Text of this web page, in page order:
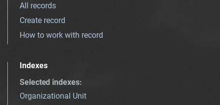
All records
Create record
How to work with record
Indexes
Selected indexes:
Organizational Unit